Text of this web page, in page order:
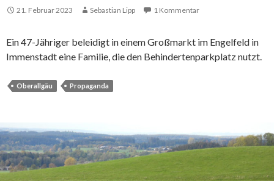
21. Februar 2023 Sebastian Lipp 1 Kommentar
Ein 47-Jähriger beleidigt in einem Großmarkt im Engelfeld in
Immenstadt eine Familie, die den Behindertenparkplatz nutzt.
Oberallgäu Propaganda